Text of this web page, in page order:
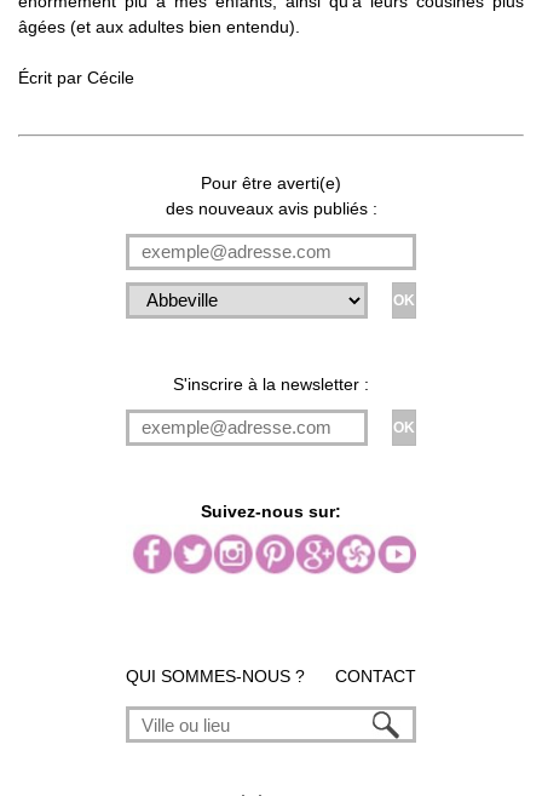
âgées (et aux adultes bien entendu).
Écrit par Cécile
Pour être averti(e)
des nouveaux avis publiés :
S'inscrire à la newsletter :
Suivez-nous sur:
QUI SOMMES-NOUS ? CONTACT